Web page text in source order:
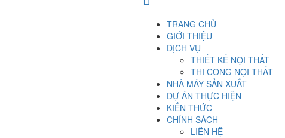
TRANG CHỦ
GIỚI THIỆU
DỊCH VỤ
THIẾT KẾ NỘI THẤT
THI CÔNG NỘI THẤT
NHÀ MÁY SẢN XUẤT
DỰ ÁN THỰC HIỆN
KIẾN THỨC
CHÍNH SÁCH
LIÊN HỆ